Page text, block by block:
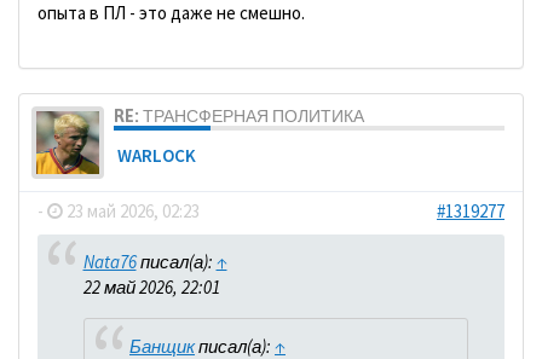
опыта в ПЛ - это даже не смешно.
RE: ТРАНСФЕРНАЯ ПОЛИТИКА
WARLOCK
- 23 май 2026, 02:23 #1319277
Nata76писал(а): ↑
22 май 2026, 22:01
Банщикписал(а): ↑